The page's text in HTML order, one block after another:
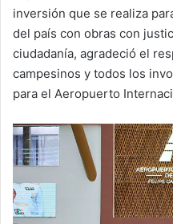
inversión que se realiza
del país con obras con
ciudadanía, agradeció el
campesinos y todos los
para el Aeropuerto